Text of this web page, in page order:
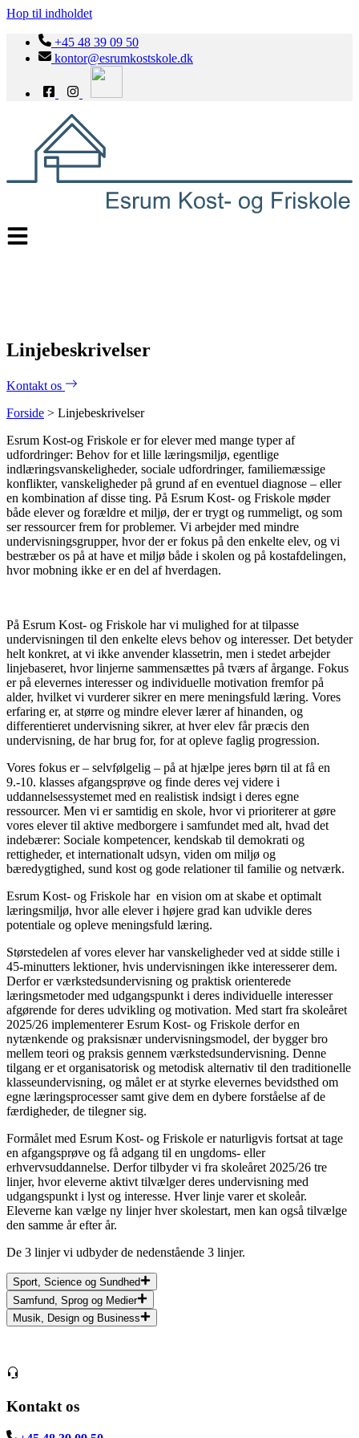
Hop til indholdet
+45 48 39 09 50
kontor@esrumkostskole.dk
Linjebeskrivelser
Kontakt os
Forside > Linjebeskrivelser
Esrum Kost-og Friskole er for elever med mange typer af
udfordringer: Behov for et lille læringsmiljø, egentlige
indlæringsvanskeligheder, sociale udfordringer, familiemæssige
konflikter, vanskeligheder på grund af en eventuel diagnose – eller
en kombination af disse ting. På Esrum Kost- og Friskole møder
både elever og forældre et miljø, der er trygt og rummeligt, og som
ser ressourcer frem for problemer. Vi arbejder med mindre
undervisningsgrupper, hvor der er fokus på den enkelte elev, og vi
bestræber os på at have et miljø både i skolen og på kostafdelingen,
hvor mobning ikke er en del af hverdagen.
På Esrum Kost- og Friskole har vi mulighed for at tilpasse
undervisningen til den enkelte elevs behov og interesser. Det betyder
helt konkret, at vi ikke anvender klassetrin, men i stedet arbejder
linjebaseret, hvor linjerne sammensættes på tværs af årgange. Fokus
er på elevernes interesser og individuelle motivation fremfor på
alder, hvilket vi vurderer sikrer en mere meningsfuld læring. Vores
erfaring er, at større og mindre elever lærer af hinanden, og
differentieret undervisning sikrer, at hver elev får præcis den
undervisning, de har brug for, for at opleve faglig progression.
Vores fokus er – selvfølgelig – på at hjælpe jeres børn til at få en
9.-10. klasses afgangsprøve og finde deres vej videre i
uddannelsessystemet med en realistisk indsigt i deres egne
ressourcer. Men vi er samtidig en skole, hvor vi prioriterer at gøre
vores elever til aktive medborgere i samfundet med alt, hvad det
indebærer: Sociale kompetencer, kendskab til demokrati og
rettigheder, et internationalt udsyn, viden om miljø og
bæredygtighed, sund kost og gode relationer til familie og netværk.
Esrum Kost- og Friskole har en vision om at skabe et optimalt
læringsmiljø, hvor alle elever i højere grad kan udvikle deres
potentiale og opleve meningsfuld læring.
Størstedelen af vores elever har vanskeligheder ved at sidde stille i
45-minutters lektioner, hvis undervisningen ikke interesserer dem.
Derfor er værkstedsundervisning og praktisk orienterede
læringsmetoder med udgangspunkt i deres individuelle interesser
afgørende for deres udvikling og motivation. Med start fra skoleåret
2025/26 implementerer Esrum Kost- og Friskole derfor en
nytænkende og praksisnær undervisningsmodel, der bygger bro
mellem teori og praksis gennem værkstedsundervisning. Denne
tilgang er et organisatorisk og metodisk alternativ til den traditionelle
klasseundervisning, og målet er at styrke elevernes bevidsthed om
egne læringsprocesser samt give dem en dybere forståelse af de
færdigheder, de tilegner sig.
Formålet med Esrum Kost- og Friskole er naturligvis fortsat at tage
en afgangsprøve og få adgang til en ungdoms- eller
erhvervsuddannelse. Derfor tilbyder vi fra skoleåret 2025/26 tre
linjer, hvor eleverne aktivt tilvælger deres undervisning med
udgangspunkt i lyst og interesse. Hver linje varer et skoleår.
Eleverne kan vælge ny linjer hver skolestart, men kan også tilvælge
den samme år efter år.
De 3 linjer vi udbyder de nedenstående 3 linjer.
Sport, Science og Sundhed
Samfund, Sprog og Medier
Musik, Design og Business
Kontakt os